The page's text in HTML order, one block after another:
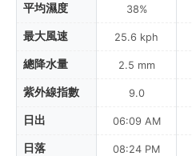
平均濕度
最大風速
總降水量
紫外線指數
日出
日落
38%
25.6 kph
2.5 mm
9.0
06:09 AM
08:24 PM